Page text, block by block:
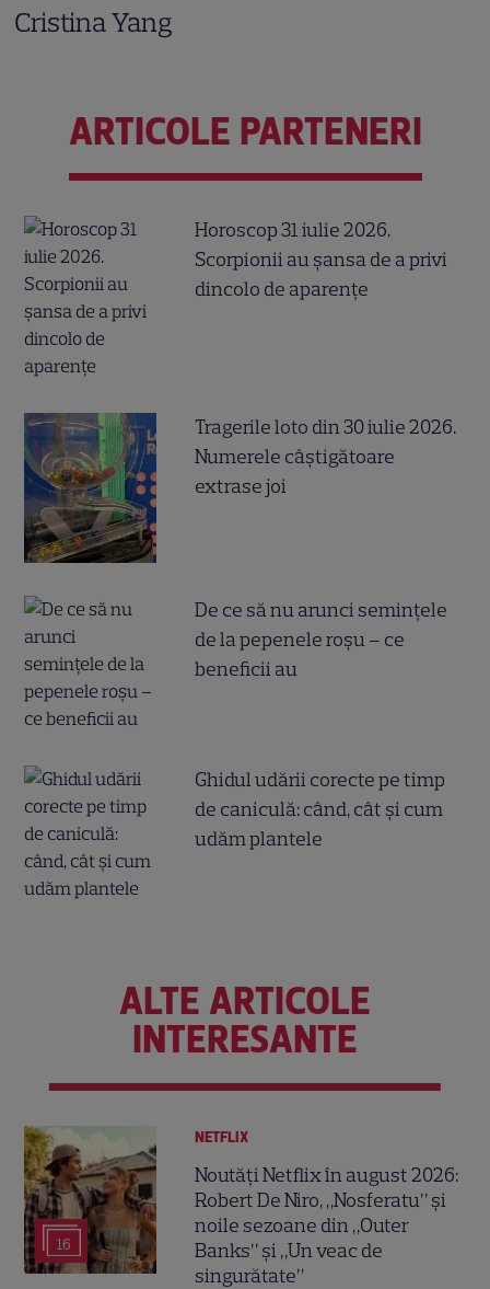
Cristina Yang
ARTICOLE PARTENERI
Horoscop 31 iulie 2026.
Scorpionii au șansa de a privi
dincolo de aparențe
Tragerile loto din 30 iulie 2026.
Numerele câştigătoare
extrase joi
De ce să nu arunci semințele
de la pepenele roșu – ce
beneficii au
Ghidul udării corecte pe timp
de caniculă: când, cât şi cum
udăm plantele
ALTE ARTICOLE
INTERESANTE
16
NETFLIX
Noutăți Netflix în august 2026:
Robert De Niro, „Nosferatu” și
noile sezoane din „Outer
Banks” și „Un veac de
singurătate”